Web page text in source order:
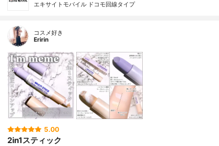
エキサイトモバイル ドコモ回線タイプ
コスメ好き
Eririn
5.00
2in1スティック